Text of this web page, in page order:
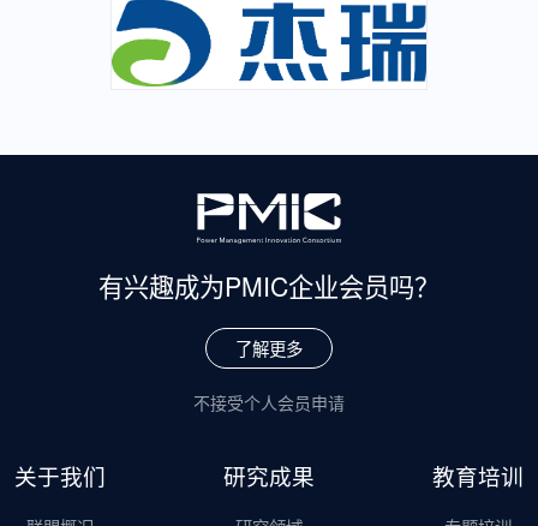
有兴趣成为PMIC企业会员吗？
了解更多
不接受个人会员申请
关于我们 研究成果 教育培训